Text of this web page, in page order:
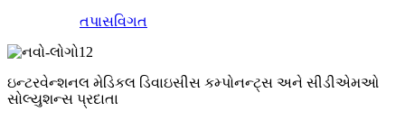
તપાસવિગત
ઇન્ટરવેન્શનલ મેડિકલ ડિવાઇસીસ કમ્પોનન્ટ્સ અને સીડીએમઓ
સોલ્યુશન્સ પ્રદાતા